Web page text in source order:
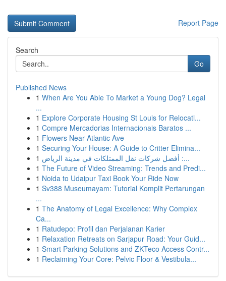
Report Page
Search
Go
Published News
1 When Are You Able To Market a Young Dog? Legal
...
1 Explore Corporate Housing St Louis for Relocati...
1 Compre Mercadorias Internacionais Baratos ...
1 Flowers Near Atlantic Ave
1 Securing Your House: A Guide to Critter Elimina...
1
أفضل شركات نقل الممتلكات في مدينة الرياض :...
1 The Future of Video Streaming: Trends and Predi...
1 Noida to Udaipur Taxi Book Your Ride Now
1 Sv388 Museumayam: Tutorial Komplit Pertarungan
...
1 The Anatomy of Legal Excellence: Why Complex
Ca...
1 Ratudepo: Profil dan Perjalanan Karier
1 Relaxation Retreats on Sarjapur Road: Your Guid...
1 Smart Parking Solutions and ZKTeco Access Contr...
1 Reclaiming Your Core: Pelvic Floor & Vestibula...